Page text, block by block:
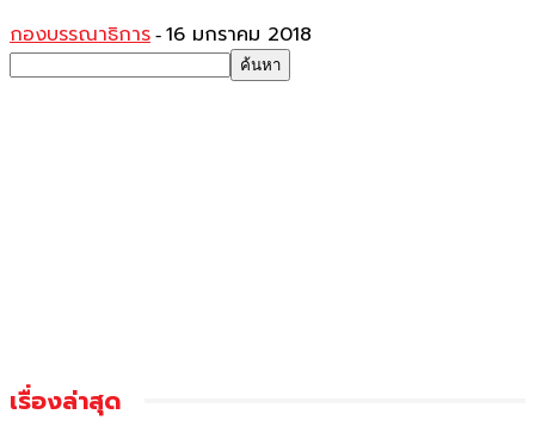
กองบรรณาธิการ - 16 มกราคม 2018
เรื่องล่าสุด